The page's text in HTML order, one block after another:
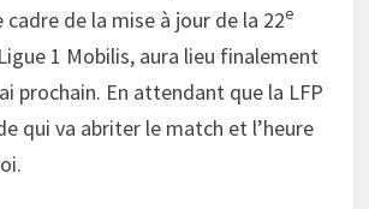
cadre de la mise à jour de la 22e
1 Mobilis, aura lieu finalement
prochain. En attendant que la LFP
qui va abriter le match et l’heure